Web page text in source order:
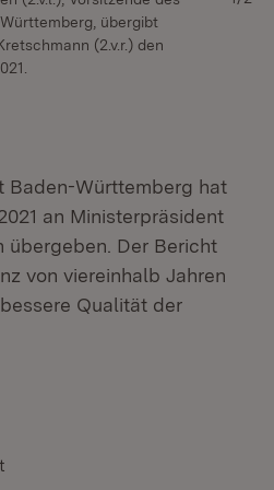
übergibt
(2.v.r.) den
Baden-Württemberg hat
an Ministerpräsident
übergeben. Der Bericht
von viereinhalb Jahren
Qualität der